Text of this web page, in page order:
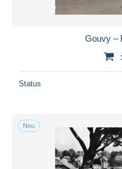
Gouvy –
Status
Neu